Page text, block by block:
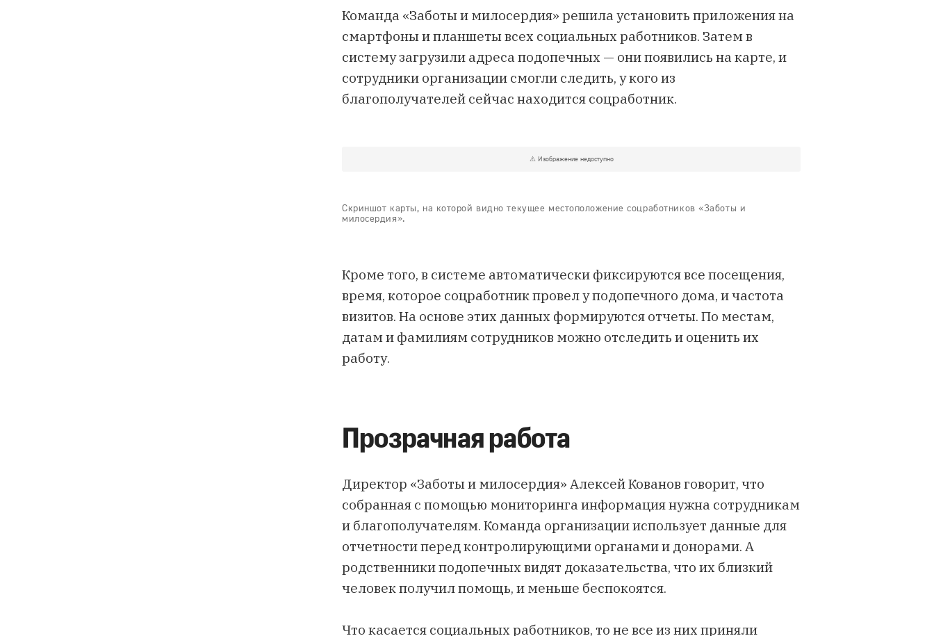
Команда «Заботы и милосердия» решила установить приложения на
смартфоны и планшеты всех социальных работников. Затем в
систему загрузили адреса подопечных — они появились на карте, и
сотрудники организации смогли следить, у кого из
благополучателей сейчас находится соцработник.
Скриншот карты, на которой видно текущее местоположение соцработников «Заботы и
милосердия».
Кроме того, в системе автоматически фиксируются все посещения,
время, которое соцработник провел у подопечного дома, и частота
визитов. На основе этих данных формируются отчеты. По местам,
датам и фамилиям сотрудников можно отследить и оценить их
работу.
Прозрачная работа
Директор «Заботы и милосердия» Алексей Кованов говорит, что
собранная с помощью мониторинга информация нужна сотрудникам
и благополучателям. Команда организации использует данные для
отчетности перед контролирующими органами и донорами. А
родственники подопечных видят доказательства, что их близкий
человек получил помощь, и меньше беспокоятся.
Что касается социальных работников, то не все из них приняли